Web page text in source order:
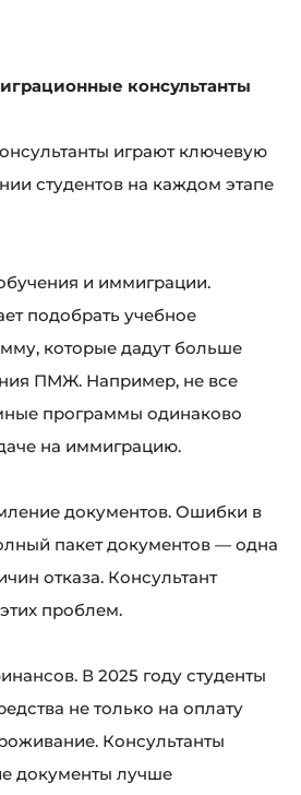
консультанты
играют ключевую
студентов на каждом этапе
и иммиграции.
подобрать учебное
которые дадут больше
ПМЖ. Например, не все
программы одинаково
на иммиграцию.
документов. Ошибки в
пакет документов — одна
отказа. Консультант
проблем.
В 2025 году студенты
не только на оплату
Консультанты
документы лучше